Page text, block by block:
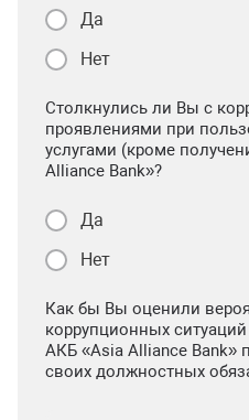
Да
Нет
Столкнулись ли Вы с
проявлениями при
услугами (кроме
Alliance Bank»?
Да
Нет
Как бы Вы оценили
коррупционных
АКБ «Asia Alliance
своих должностных